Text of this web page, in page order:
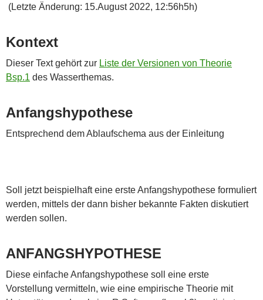
(Letzte Änderung: 15.August 2022, 12:56h5h)
Kontext
Dieser Text gehört zur Liste der Versionen von Theorie
Bsp.1 des Wasserthemas.
Anfangshypothese
Entsprechend dem Ablaufschema aus der Einleitung
Soll jetzt beispielhaft eine erste Anfangshypothese formuliert
werden, mittels der dann bisher bekannte Fakten diskutiert
werden sollen.
ANFANGSHYPOTHESE
Diese einfache Anfangshypothese soll eine erste
Vorstellung vermitteln, wie eine empirische Theorie mit